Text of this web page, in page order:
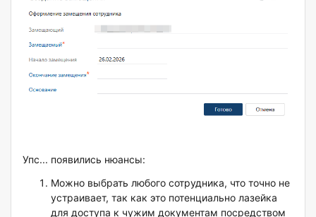
Упс... появились нюансы:
Можно выбрать любого сотрудника, что точно не
устраивает, так как это потенциально лазейка
для доступа к чужим документам посредством